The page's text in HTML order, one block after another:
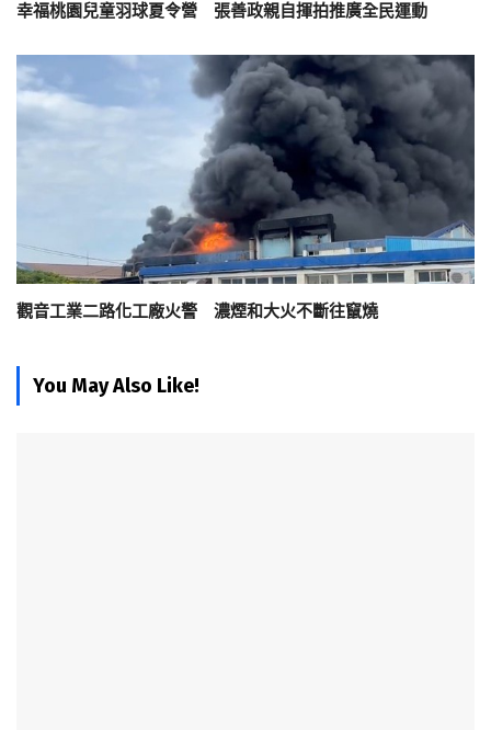
幸福桃園兒童羽球夏令營 張善政親自揮拍推廣全民運動
觀音工業二路化工廠火警 濃煙和大火不斷往竄燒
You May Also Like!